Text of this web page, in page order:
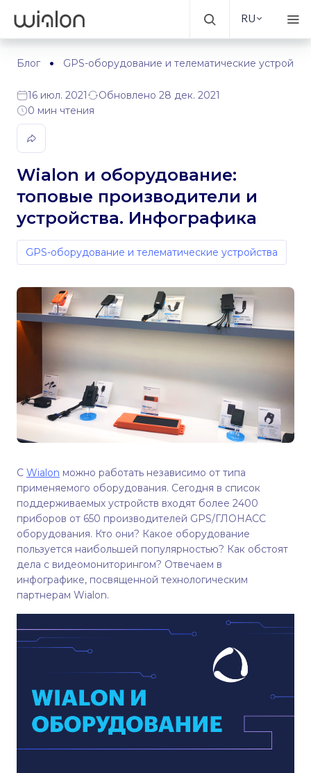
RU
Блог GPS-оборудование и телематические
16 июл. 2021
Обновлено 28 дек. 2021
0 мин чтения
Wialon и оборудование:
топовые производители и
устройства. Инфографика
GPS-оборудование и телематические устройства
С Wialon можно работать независимо от типа
применяемого оборудования. Сегодня в список
поддерживаемых устройств входят более 2400
приборов от 650 производителей GPS/ГЛОНАСС
оборудования. Кто они? Какое оборудование
пользуется наибольшей популярностью? Как обстоят
дела с видеомониторингом? Отвечаем в
инфографике, посвященной технологическим
партнерам Wialon.